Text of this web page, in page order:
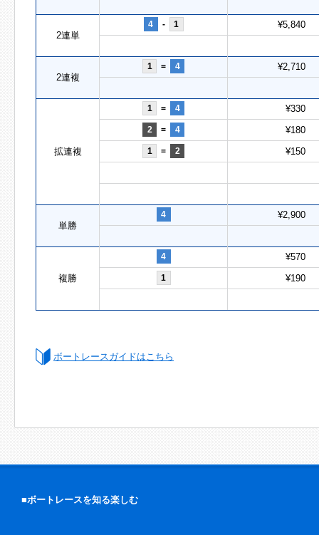
2連単
4 - 1 ¥5,840
2連複
1 = 4 ¥2,710
拡連複
1 = 4 ¥330
2 = 4 ¥180
1 = 2 ¥150
単勝
4 ¥2,900
複勝
4 ¥570
1 ¥190
ボートレースガイドはこちら
■ボートレースを知る楽しむ